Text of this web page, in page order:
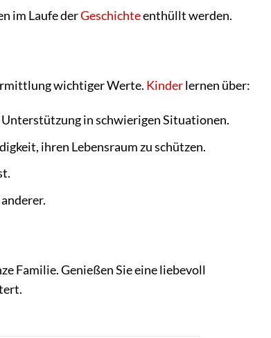
im Laufe derGeschichteenthüllt werden.
wichtiger Werte. Kinderlernen über:
in schwierigen Situationen.
ihren Lebensraum zu schützen.
Familie. Genießen Sie eine liebevoll